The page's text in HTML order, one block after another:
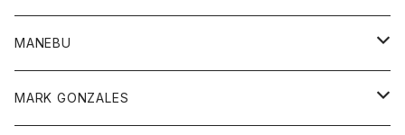
セーター
チュニック
ワンピース
靴
MANEBU
靴
MARK GONZALES